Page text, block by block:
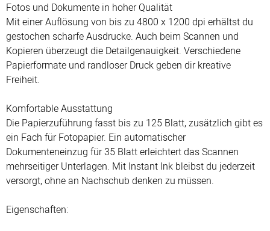
Fotos und Dokumente in hoher Qualität
Mit einer Auflösung von bis zu 4800 x 1200 dpi erhältst du
gestochen scharfe Ausdrucke. Auch beim Scannen und
Kopieren überzeugt die Detailgenauigkeit. Verschiedene
Papierformate und randloser Druck geben dir kreative
Freiheit.
Komfortable Ausstattung
Die Papierzuführung fasst bis zu 125 Blatt, zusätzlich gibt es
ein Fach für Fotopapier. Ein automatischer
Dokumenteneinzug für 35 Blatt erleichtert das Scannen
mehrseitiger Unterlagen. Mit Instant Ink bleibst du jederzeit
versorgt, ohne an Nachschub denken zu müssen.
Eigenschaften: